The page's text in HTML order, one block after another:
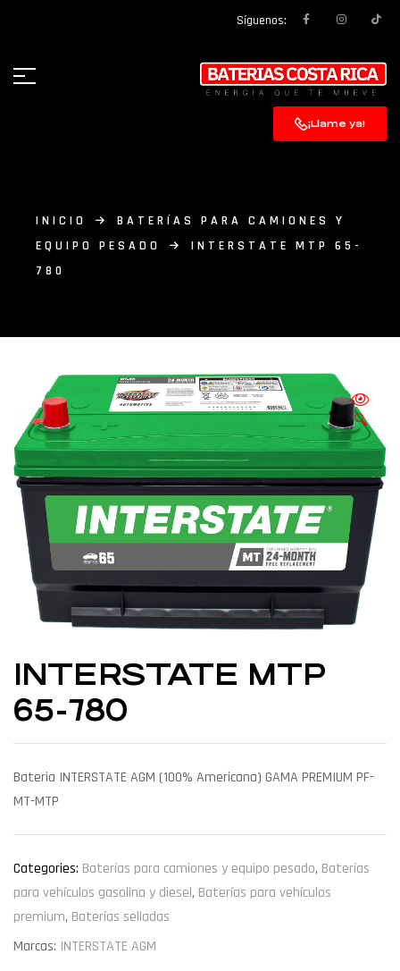
Síguenos:
¡Llame ya!
INICIO
BATERÍAS PARA CAMIONES Y
EQUIPO PESADO
INTERSTATE MTP 65-
780
🔍
INTERSTATE MTP
65-780
Bateria INTERSTATE AGM (100% Americana) GAMA PREMIUM PF-
MT-MTP
Categories: Baterías para camiones y equipo pesado, Baterías
para vehículos gasolina y diesel, Baterías para vehículos
premium, Baterías selladas
Marcas: INTERSTATE AGM